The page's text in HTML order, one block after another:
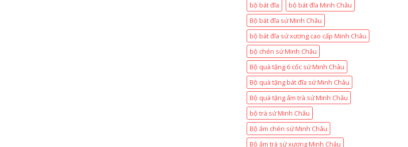
bộ bát đĩa
bộ bát đĩa Minh Châu
Bộ bát đĩa sứ Minh Châu
bộ bát đĩa sứ xương cao cấp Minh Châu
bộ chén sứ Minh Châu
Bộ quà tặng 6 cốc sứ Minh Châu
Bộ quà tặng bát đĩa sứ Minh Châu
Bộ quà tặng ấm trà sứ Minh Châu
bộ trà sứ Minh Châu
Bộ ấm chén sứ Minh Châu
Bộ ấm trà sứ xương Minh Châu